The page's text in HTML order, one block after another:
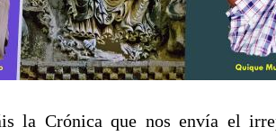
la Crónica que nos envía el